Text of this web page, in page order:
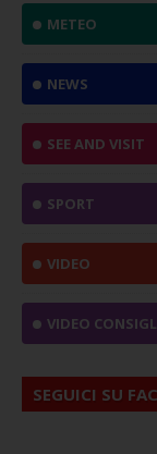
METEO
NEWS
SEE AND VISIT
SPORT
VIDEO
VIDEO
SEGUICI SU